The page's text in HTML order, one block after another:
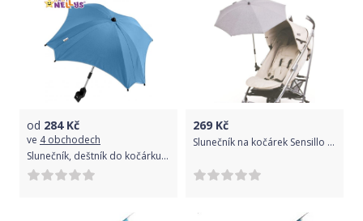
od 284Kč
ve 4 obchodech
Slunečník, deštník do kočárku Baby Nellys ® - modrý
269 Kč
Slunečník na kočárek Sensillo světle šedý Palermo